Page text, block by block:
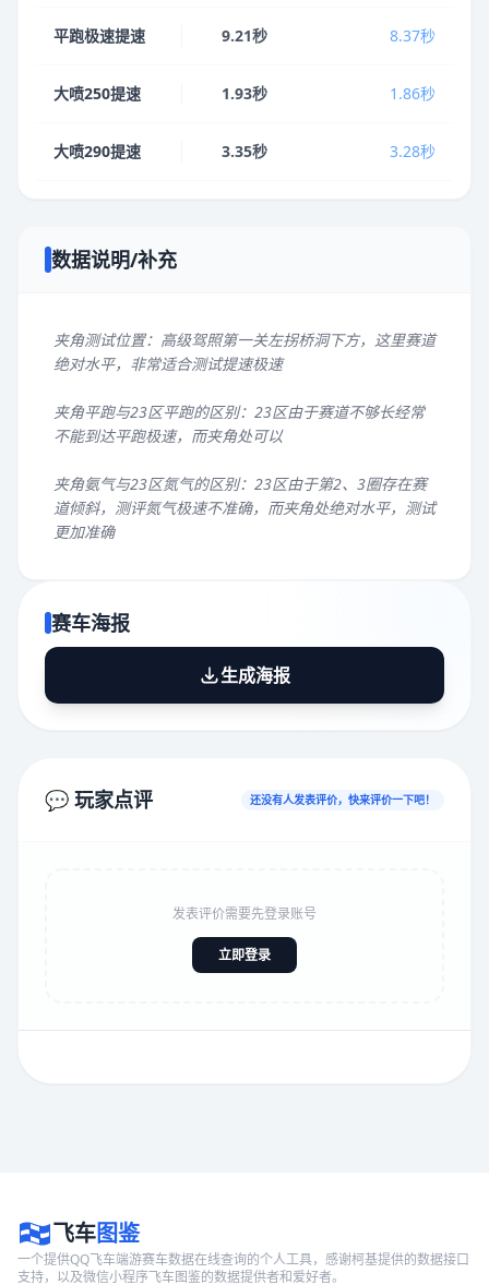
平跑极速提速 9.21秒 8.37秒
大喷250提速 1.93秒 1.86秒
大喷290提速 3.35秒 3.28秒
数据说明/补充
夹角测试位置：高级驾照第一关左拐桥洞下方，这里赛道
绝对水平，非常适合测试提速极速
夹角平跑与23区平跑的区别：23区由于赛道不够长经常
不能到达平跑极速，而夹角处可以
夹角氨气与23区氮气的区别：23区由于第2、3圈存在赛
道倾斜，测评氮气极速不准确，而夹角处绝对水平，测试
更加准确
赛车海报
生成海报
💬 玩家点评 还没有人发表评价，快来评价一下吧！
发表评价需要先登录账号
立即登录
飞车图鉴
一个提供QQ飞车端游赛车数据在线查询的个人工具，感谢柯基提供的数据接口
支持，以及微信小程序飞车图鉴的数据提供者和爱好者。